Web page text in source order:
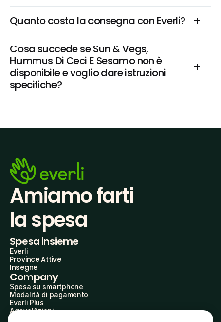
Quanto costa la consegna con Everli?
Cosa succede se Sun & Vegs,
Hummus Di Ceci E Sesamo non è
disponibile e voglio dare istruzioni
specifiche?
Amiamo farti
la spesa
Spesa insieme
Everli
Province Attive
Insegne
Company
Spesa su smartphone
Modalità di pagamento
Everli Plus
AgevolAzioni